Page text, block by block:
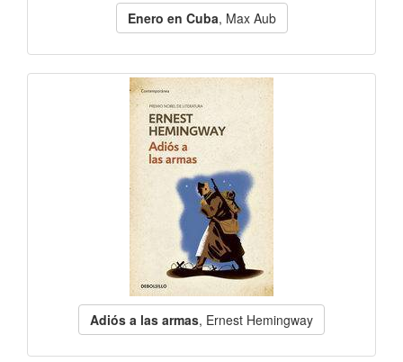
Enero en Cuba, Max Aub
Adiós a las armas, Ernest Hemingway